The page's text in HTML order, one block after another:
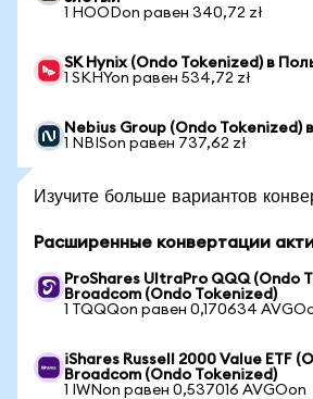
1 HOODon равен 340,72 zł
SK Hynix (Ondo Tokenized) в
1 SKHYon равен 534,72 zł
Nebius Group (Ondo Tokenized)
1 NBISon равен 737,62 zł
Изучите больше вариантов
Расширенные конвертации
ProShares UltraPro QQQ (Ondo
Broadcom (Ondo Tokenized)
1 TQQQon равен 0,170634
iShares Russell 2000 Value ETF
Broadcom (Ondo Tokenized)
1 IWNon равен 0,537016 AVGOon